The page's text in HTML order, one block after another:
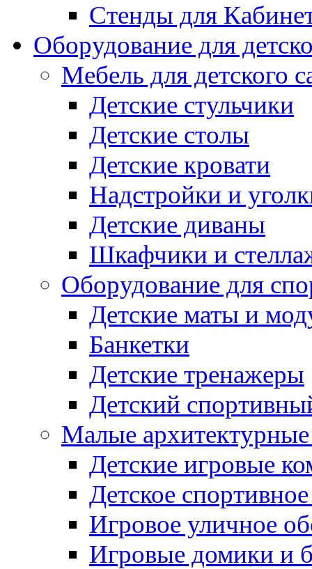
Стенды для
Оборудование для
Мебель для детского
Детские стульчики
Детские столы
Детские кровати
Надстройки и
Детские диваны
Шкафчики и
Оборудование для
Детские маты и
Банкетки
Детские тренажеры
Детский
Малые
Детские игровые
Детское
Игровое уличное
Игровые домики и